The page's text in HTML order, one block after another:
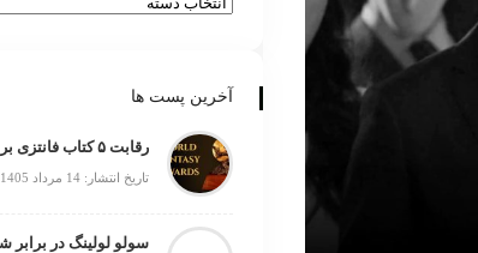
آخرین پست ها
تاریخ انتشار: 14 مرداد 1405